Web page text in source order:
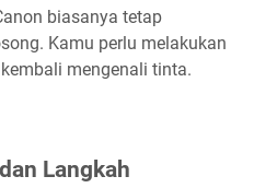
biasanya tetap
Kamu perlu melakukan
mengenali tinta.
Langkah